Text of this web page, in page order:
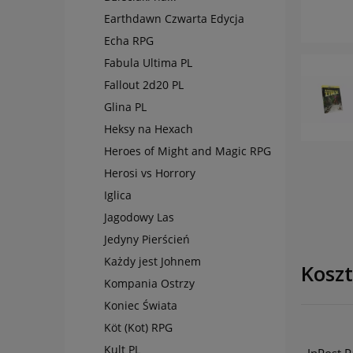
Earthdawn Czwarta Edycja
Echa RPG
Fabula Ultima PL
Fallout 2d20 PL
Glina PL
Heksy na Hexach
Heroes of Might and Magic RPG
Herosi vs Horrory
Iglica
Jagodowy Las
Jedyny Pierścień
Każdy jest Johnem
Kompania Ostrzy
Koniec Świata
Köt (Kot) RPG
Kult PL